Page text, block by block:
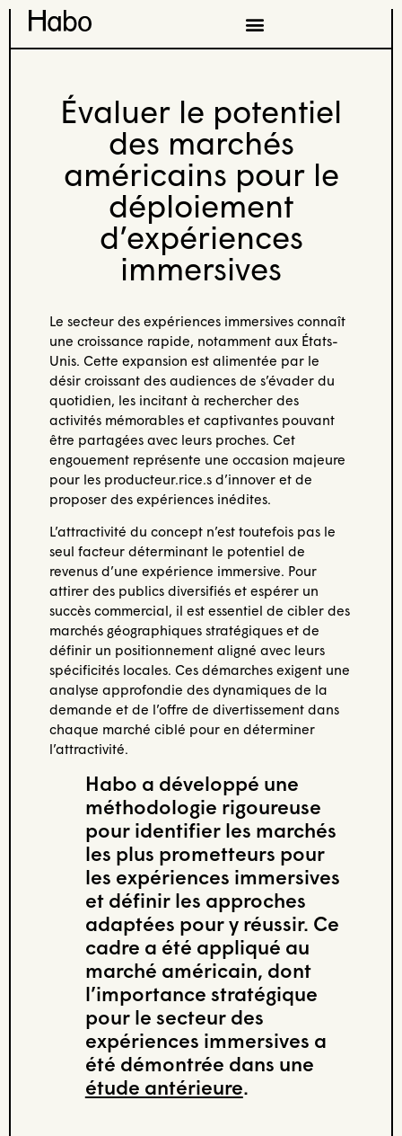
Évaluer le potentiel
des marchés
américains pour le
déploiement
d’expériences
immersives
Le secteur des expériences immersives connaît
une croissance rapide, notamment aux États-
Unis. Cette expansion est alimentée par le
désir croissant des audiences de s’évader du
quotidien, les incitant à rechercher des
activités mémorables et captivantes pouvant
être partagées avec leurs proches. Cet
engouement représente une occasion majeure
pour les producteur.rice.s d’innover et de
proposer des expériences inédites.
L’attractivité du concept n’est toutefois pas le
seul facteur déterminant le potentiel de
revenus d’une expérience immersive. Pour
attirer des publics diversifiés et espérer un
succès commercial, il est essentiel de cibler des
marchés géographiques stratégiques et de
définir un positionnement aligné avec leurs
spécificités locales. Ces démarches exigent une
analyse approfondie des dynamiques de la
demande et de l’offre de divertissement dans
chaque marché ciblé pour en déterminer
l’attractivité.
Habo a développé une
méthodologie rigoureuse
pour identifier les marchés
les plus prometteurs pour
les expériences immersives
et définir les approches
adaptées pour y réussir. Ce
cadre a été appliqué au
marché américain, dont
l’importance stratégique
pour le secteur des
expériences immersives a
été démontrée dans une
étude antérieure.